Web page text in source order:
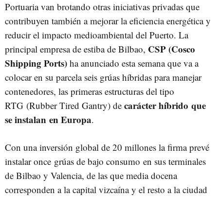
Portuaria van brotando otras iniciativas privadas que
contribuyen también a mejorar la eficiencia energética y
reducir el impacto medioambiental del Puerto. La
principal empresa de estiba de Bilbao, CSP (Cosco
Shipping Ports) ha anunciado esta semana que va a
colocar en su parcela seis grúas híbridas para manejar
contenedores, las primeras estructuras del tipo
RTG (Rubber Tired Gantry) de carácter híbrido que
se instalan en Europa.
Con una inversión global de 20 millones la firma prevé
instalar once grúas de bajo consumo en sus terminales
de Bilbao y Valencia, de las que media docena
corresponden a la capital vizcaína y el resto a la ciudad